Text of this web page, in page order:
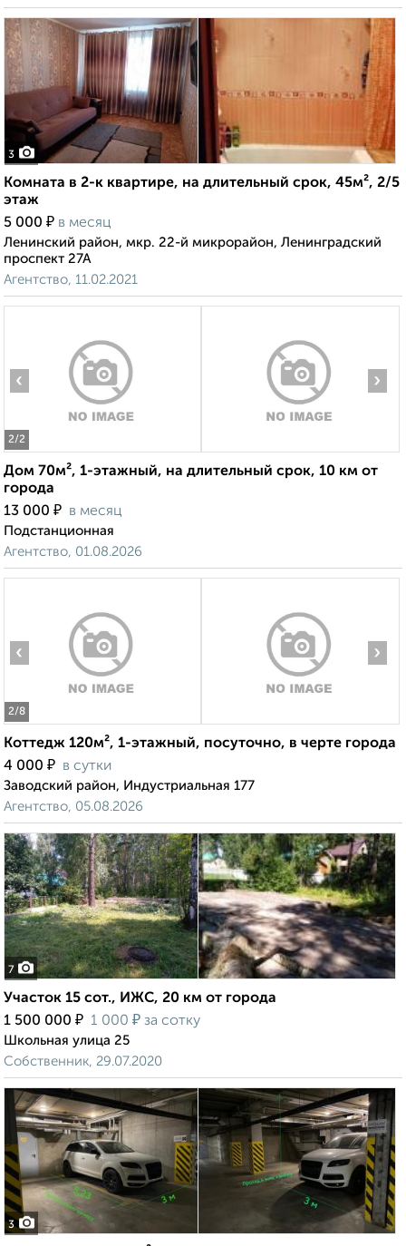
3
Комната в 2-к квартире, на длительный срок, 45м², 2/5
этаж
5 000 ₽ в месяц
Ленинский район, мкр. 22-й микрорайон, Ленинградский
проспект 27А
Агентство, 11.02.2021
2/2
‹ ›
Дом 70м², 1-этажный, на длительный срок, 10 км от
города
13 000 ₽ в месяц
Подстанционная
Агентство, 01.08.2026
2/8
‹ ›
Коттедж 120м², 1-этажный, посуточно, в черте города
4 000 ₽ в сутки
Заводский район, Индустриальная 177
Агентство, 05.08.2026
7
Участок 15 сот., ИЖС, 20 км от города
1 500 000 ₽ 1 000 ₽ за сотку
Школьная улица 25
Собственник, 29.07.2020
3